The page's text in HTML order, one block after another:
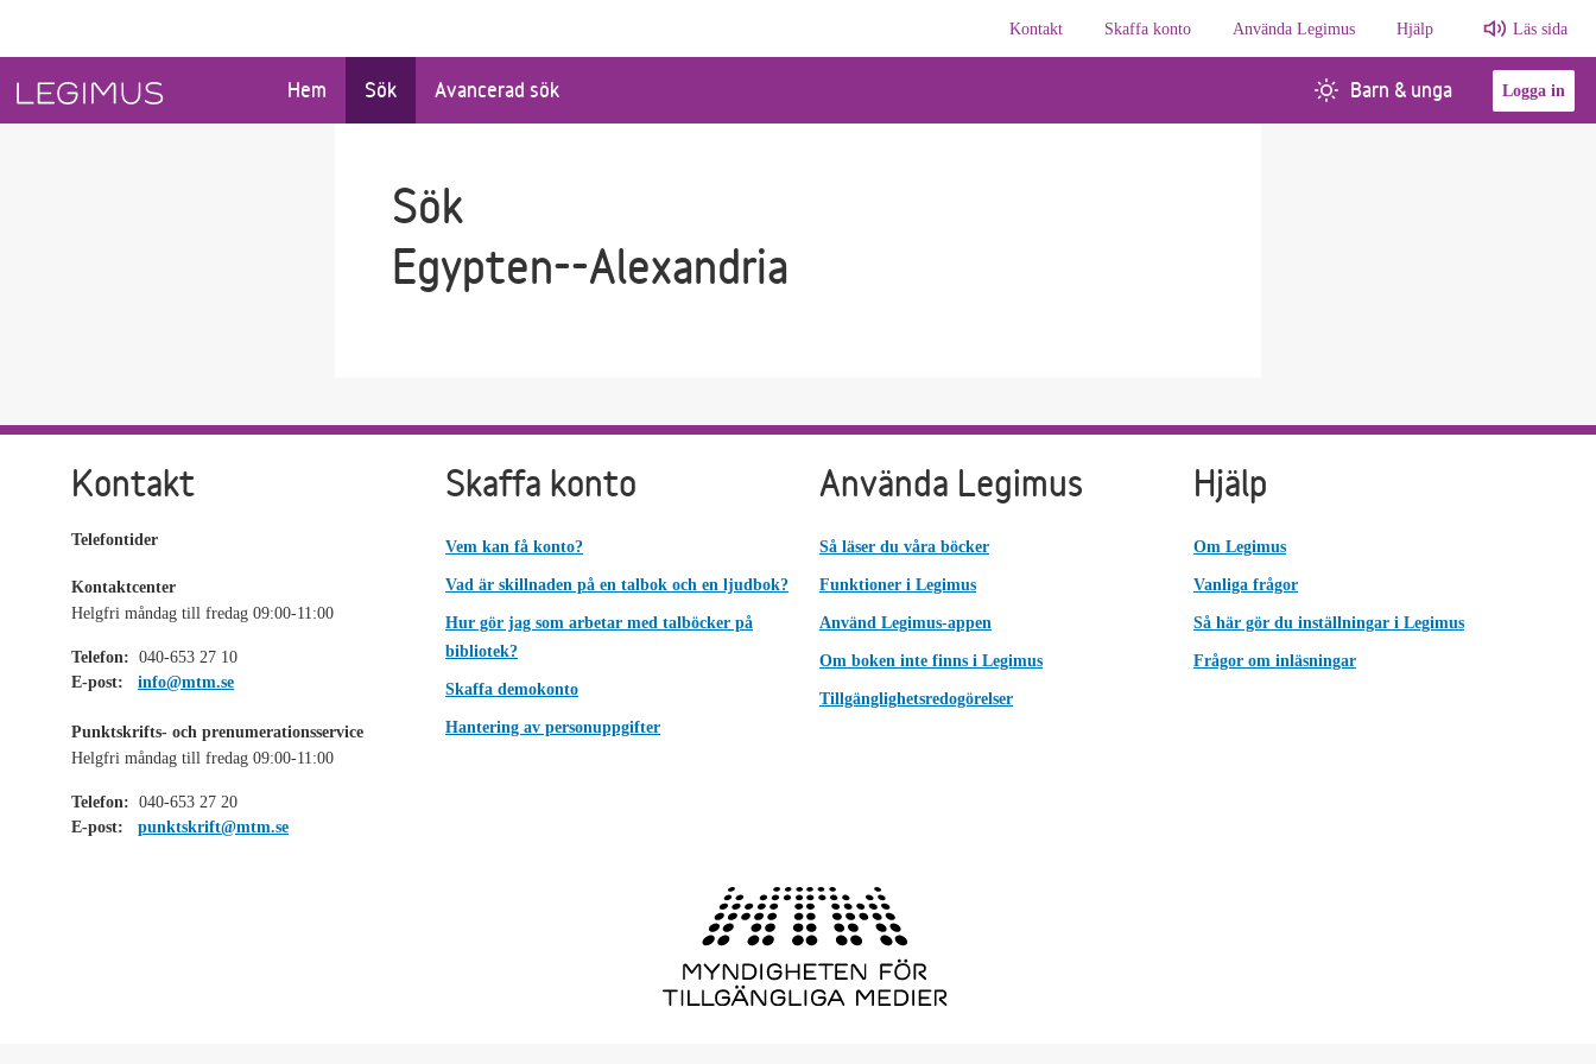
Kontakt
Skaffa konto Använda Legimus Hjälp Läs sida
Hem Sök Avancerad sök Barn & unga Logga in
Sök
Egypten--Alexandria
Kontakt
Telefontider
Kontaktcenter
Helgfri måndag till fredag 09:00-11:00
Telefon: 040-653 27 10
E-post:
info@mtm.se
Punktskrifts- och prenumerationsservice
Helgfri måndag till fredag 09:00-11:00
Telefon: 040-653 27 20
E-post:
punktskrift@mtm.se
Skaffa konto
Vem kan få konto?
Vad är skillnaden på en talbok och en ljudbok?
Hur gör jag som arbetar med talböcker på
bibliotek?
Skaffa demokonto
Hantering av personuppgifter
Använda Legimus
Så läser du våra böcker
Funktioner i Legimus
Använd Legimus-appen
Om boken inte finns i Legimus
Tillgänglighetsredogörelser
Hjälp
Om Legimus
Vanliga frågor
Så här gör du inställningar i Legimus
Frågor om inläsningar